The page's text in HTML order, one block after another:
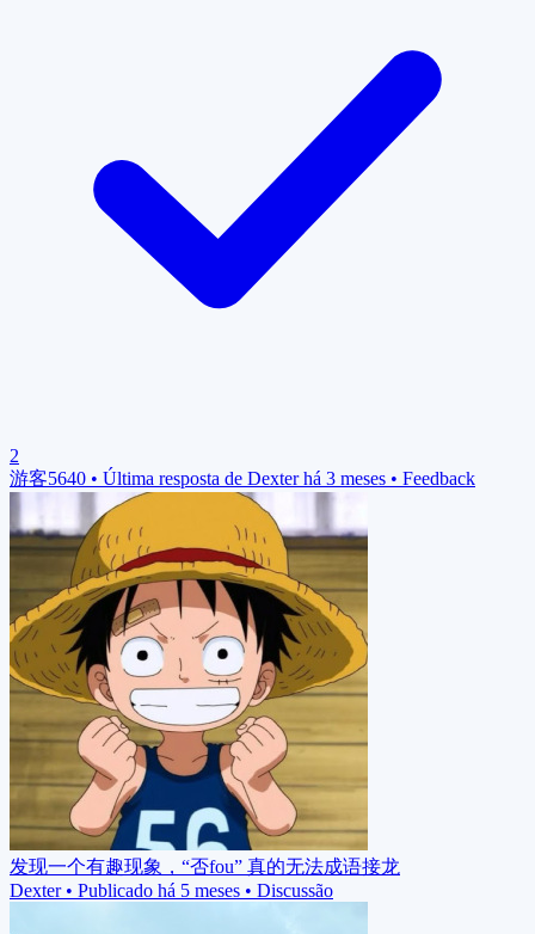
2
游客5640 • Última resposta de Dexter há 3 meses • Feedback
发现一个有趣现象，“否fou” 真的无法成语接龙
Dexter • Publicado há 5 meses • Discussão